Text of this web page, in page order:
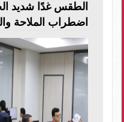
الطقس غدًا شديد
اضطراب الملاحة